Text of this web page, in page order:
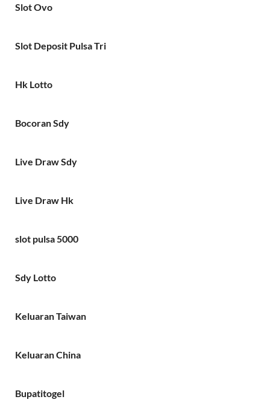
Slot Ovo
Slot Deposit Pulsa Tri
Hk Lotto
Bocoran Sdy
Live Draw Sdy
Live Draw Hk
slot pulsa 5000
Sdy Lotto
Keluaran Taiwan
Keluaran China
Bupatitogel